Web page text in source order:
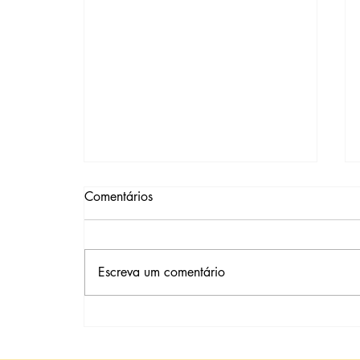
Comentários
Escreva um comentário